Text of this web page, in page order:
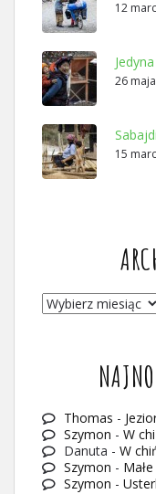
12
26
15
ARCHIWUM
Thomas -
Szymon - W
Danuta - W
Szymon -
Szymon -